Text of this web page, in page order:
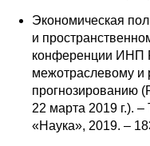
Экономическая
и
конференции
межотраслевому и
прогнозированию
22 марта 2019 г.).
«Наука», 2019. –